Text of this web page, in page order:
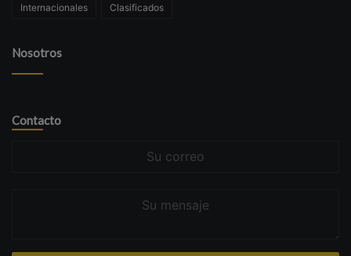
Internacionales Clasificados
Nosotros
Contacto